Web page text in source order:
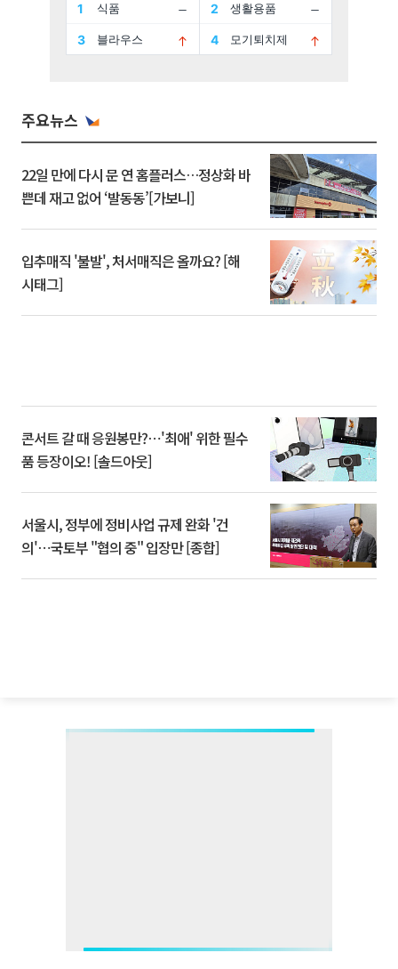
주요뉴스
22일 만에 다시 문 연 홈플러스…정상화 바
쁜데 재고 없어 ‘발동동’[가보니]
입추매직 '불발', 처서매직은 올까요? [해
시태그]
콘서트 갈 때 응원봉만?⋯'최애' 위한 필수
품 등장이오! [솔드아웃]
서울시, 정부에 정비사업 규제 완화 '건
의'⋯국토부 "협의 중" 입장만 [종합]